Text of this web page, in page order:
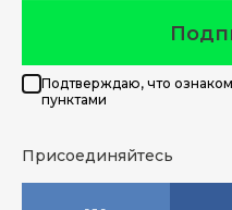
Подтверждаю, что
пунктами
Присоединяйтесь